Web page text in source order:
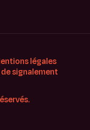
légales
de signalement